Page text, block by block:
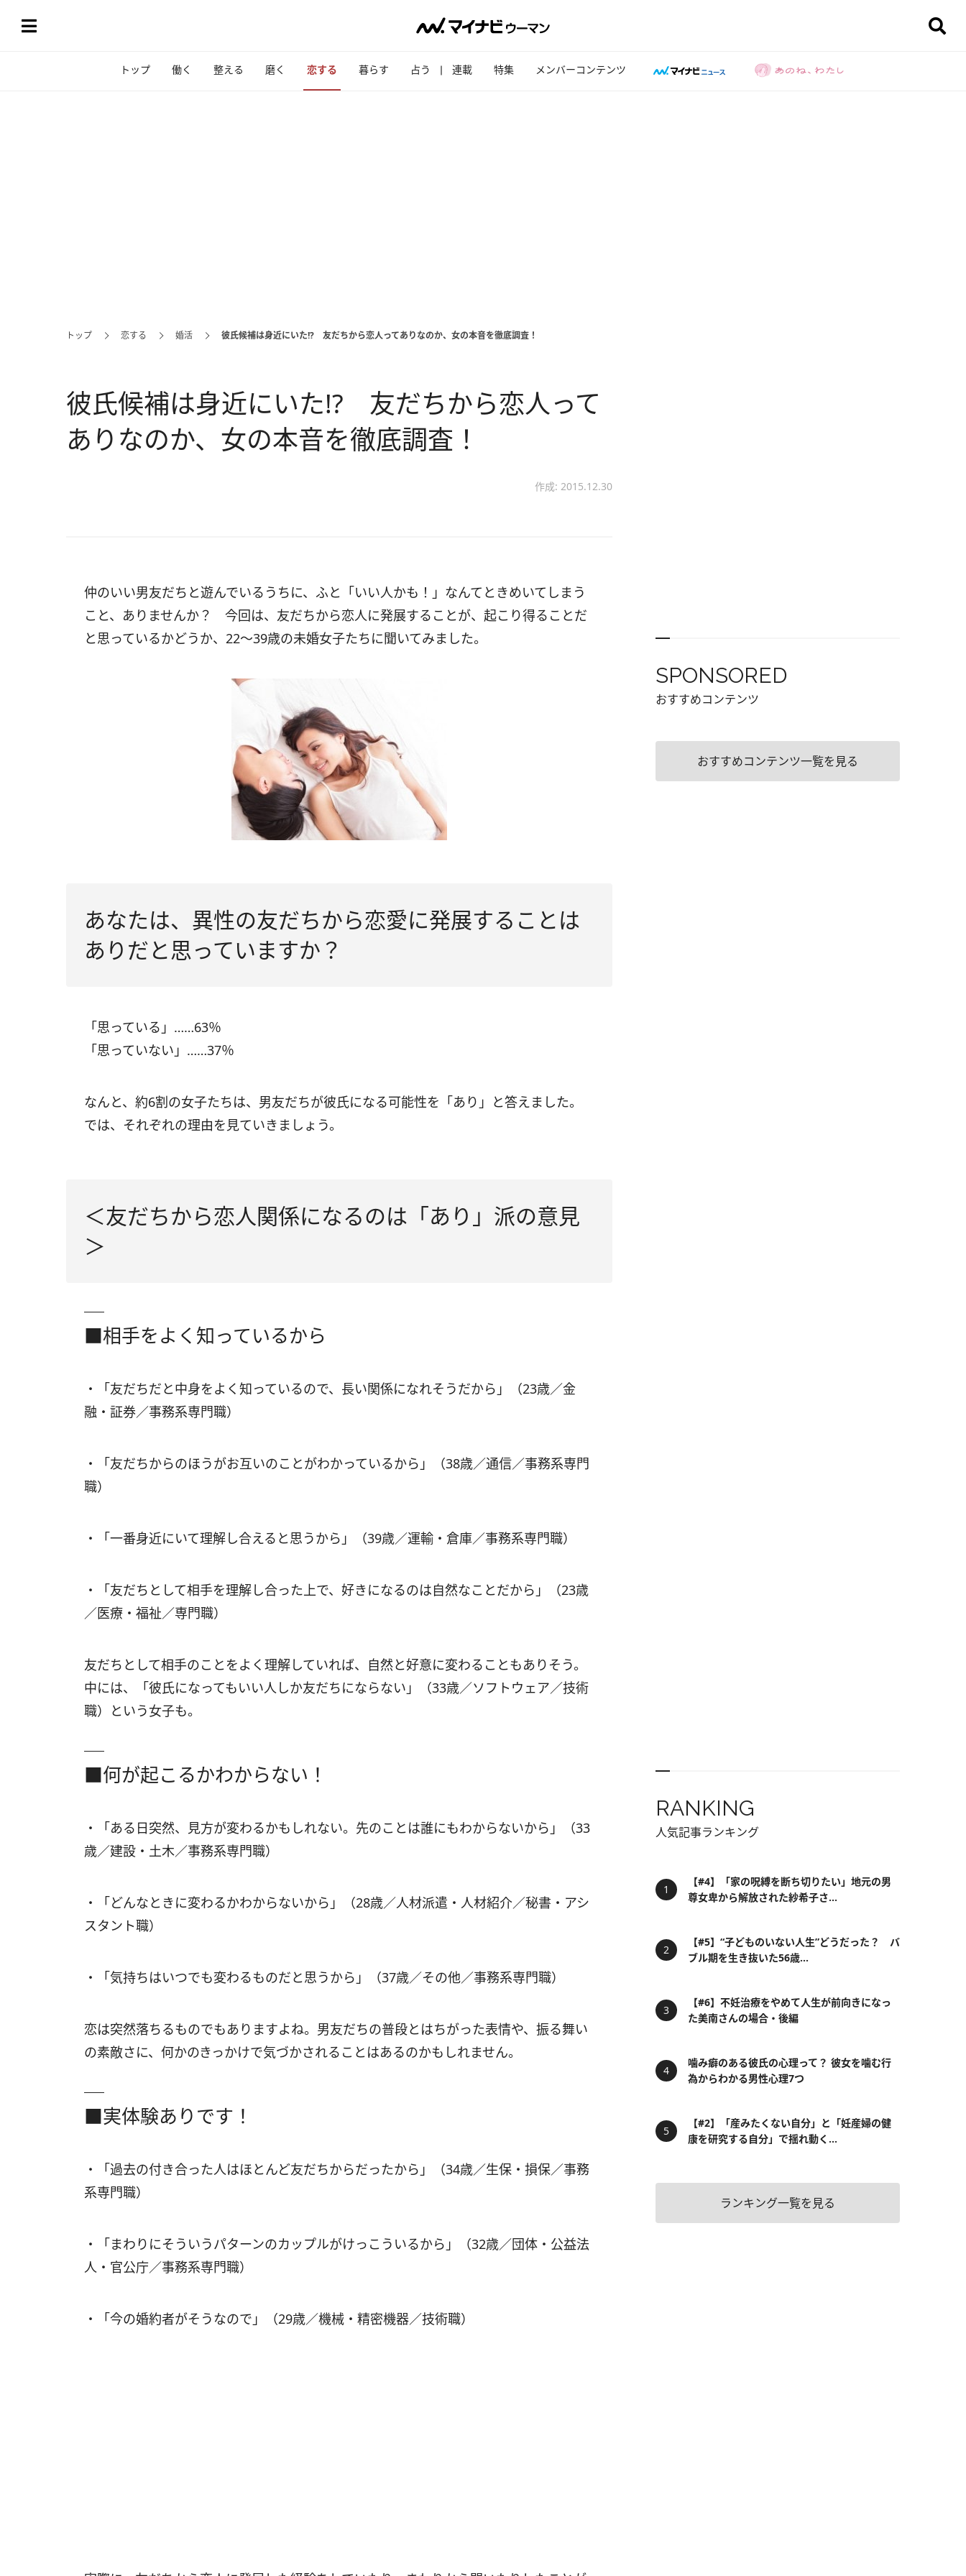
トップ 働く 整える 磨く 恋する 暮らす 占う 連載 特集 メンバーコンテンツ
トップ 恋する 婚活 彼氏候補は身近にいた!? 友だちから恋人ってありなのか、女の本音を徹底調査！
彼氏候補は身近にいた!? 友だちから恋人って
ありなのか、女の本音を徹底調査！
作成: 2015.12.30
仲のいい男友だちと遊んでいるうちに、ふと「いい人かも！」なんてときめいてしまう
こと、ありませんか？ 今回は、友だちから恋人に発展することが、起こり得ることだ
と思っているかどうか、22〜39歳の未婚女子たちに聞いてみました。
あなたは、異性の友だちから恋愛に発展することは
ありだと思っていますか？
「思っている」……63％
「思っていない」……37％
なんと、約6割の女子たちは、男友だちが彼氏になる可能性を「あり」と答えました。
では、それぞれの理由を見ていきましょう。
＜友だちから恋人関係になるのは「あり」派の意見
＞
■相手をよく知っているから
・「友だちだと中身をよく知っているので、長い関係になれそうだから」（23歳／金
融・証券／事務系専門職）
・「友だちからのほうがお互いのことがわかっているから」（38歳／通信／事務系専門
職）
・「一番身近にいて理解し合えると思うから」（39歳／運輸・倉庫／事務系専門職）
・「友だちとして相手を理解し合った上で、好きになるのは自然なことだから」（23歳
／医療・福祉／専門職）
友だちとして相手のことをよく理解していれば、自然と好意に変わることもありそう。
中には、「彼氏になってもいい人しか友だちにならない」（33歳／ソフトウェア／技術
職）という女子も。
■何が起こるかわからない！
・「ある日突然、見方が変わるかもしれない。先のことは誰にもわからないから」（33
歳／建設・土木／事務系専門職）
・「どんなときに変わるかわからないから」（28歳／人材派遣・人材紹介／秘書・アシ
スタント職）
・「気持ちはいつでも変わるものだと思うから」（37歳／その他／事務系専門職）
恋は突然落ちるものでもありますよね。男友だちの普段とはちがった表情や、振る舞い
の素敵さに、何かのきっかけで気づかされることはあるのかもしれません。
■実体験ありです！
・「過去の付き合った人はほとんど友だちからだったから」（34歳／生保・損保／事務
系専門職）
・「まわりにそういうパターンのカップルがけっこういるから」（32歳／団体・公益法
人・官公庁／事務系専門職）
・「今の婚約者がそうなので」（29歳／機械・精密機器／技術職）
SPONSORED
おすすめコンテンツ
おすすめコンテンツ一覧を見る
RANKING
人気記事ランキング
【#4】「家の呪縛を断ち切りたい」地元の男
尊女卑から解放された紗希子さ...
【#5】“子どものいない人生”どうだった？ バ
ブル期を生き抜いた56歳...
【#6】不妊治療をやめて人生が前向きになっ
た美南さんの場合・後編
噛み癖のある彼氏の心理って？ 彼女を噛む行
為からわかる男性心理7つ
【#2】「産みたくない自分」と「妊産婦の健
康を研究する自分」で揺れ動く...
ランキング一覧を見る